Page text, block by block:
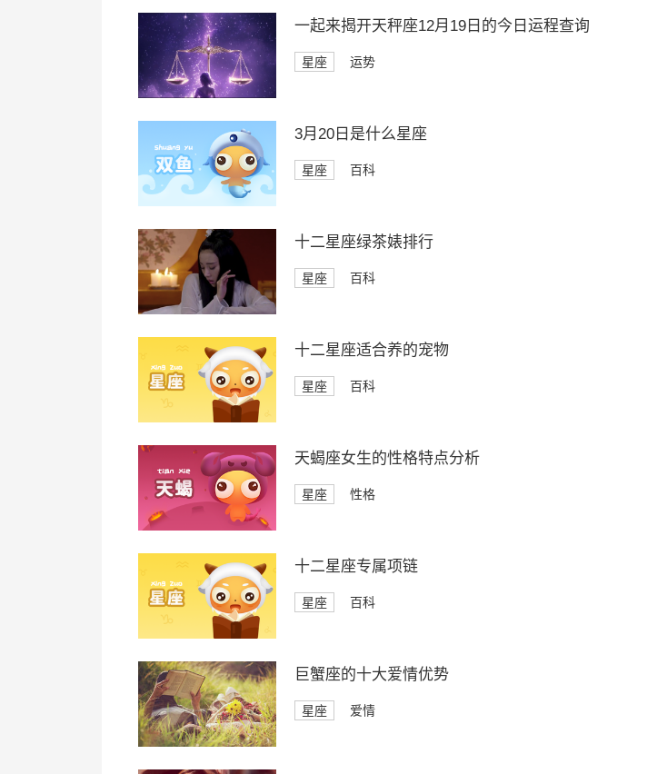
一起来揭开天秤座12月19日的今日运程查询
星座 运势
3月20日是什么星座
星座 百科
十二星座绿茶婊排行
星座 百科
十二星座适合养的宠物
星座 百科
天蝎座女生的性格特点分析
星座 性格
十二星座专属项链
星座 百科
巨蟹座的十大爱情优势
星座 爱情